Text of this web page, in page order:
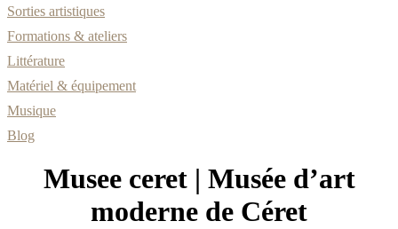
Sorties artistiques
Formations & ateliers
Littérature
Matériel & équipement
Musique
Blog
Musee ceret | Musée d’art
moderne de Céret